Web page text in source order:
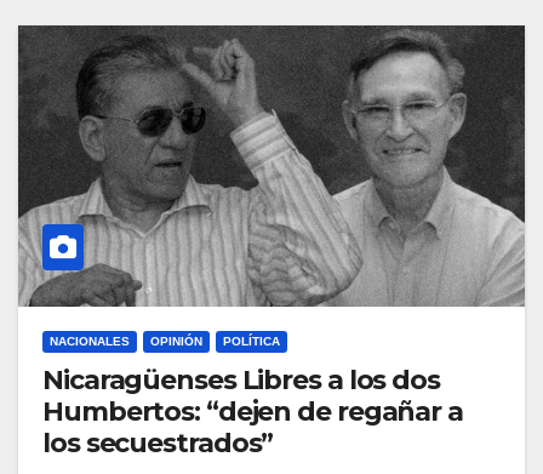
NACIONALES OPINIÓN POLÍTICA
Nicaragüenses Libres a los dos
Humbertos: “dejen de regañar a
los secuestrados”